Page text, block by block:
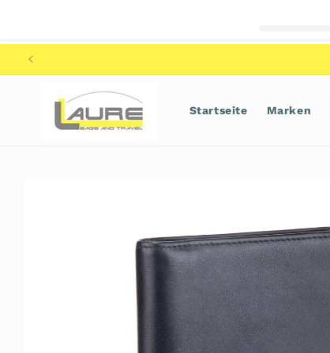
Startseite Marken